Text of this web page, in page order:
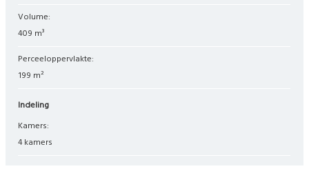
Volume:
409 m³
Perceeloppervlakte:
199 m²
Indeling
Kamers:
4 kamers